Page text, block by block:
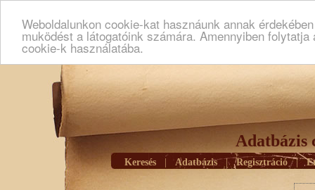
Weboldalunkon cookie-kat hasznáunk annak
muködést a látogatóink számára. Amennyiben
cookie-k használatába.
Adatbázis
Keresés Adatbázis | Regisztráció |